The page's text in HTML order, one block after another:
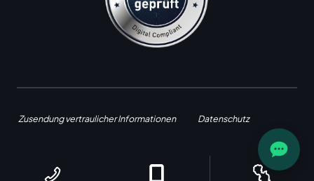
Zusendung vertraulicher Informationen Datenschutz